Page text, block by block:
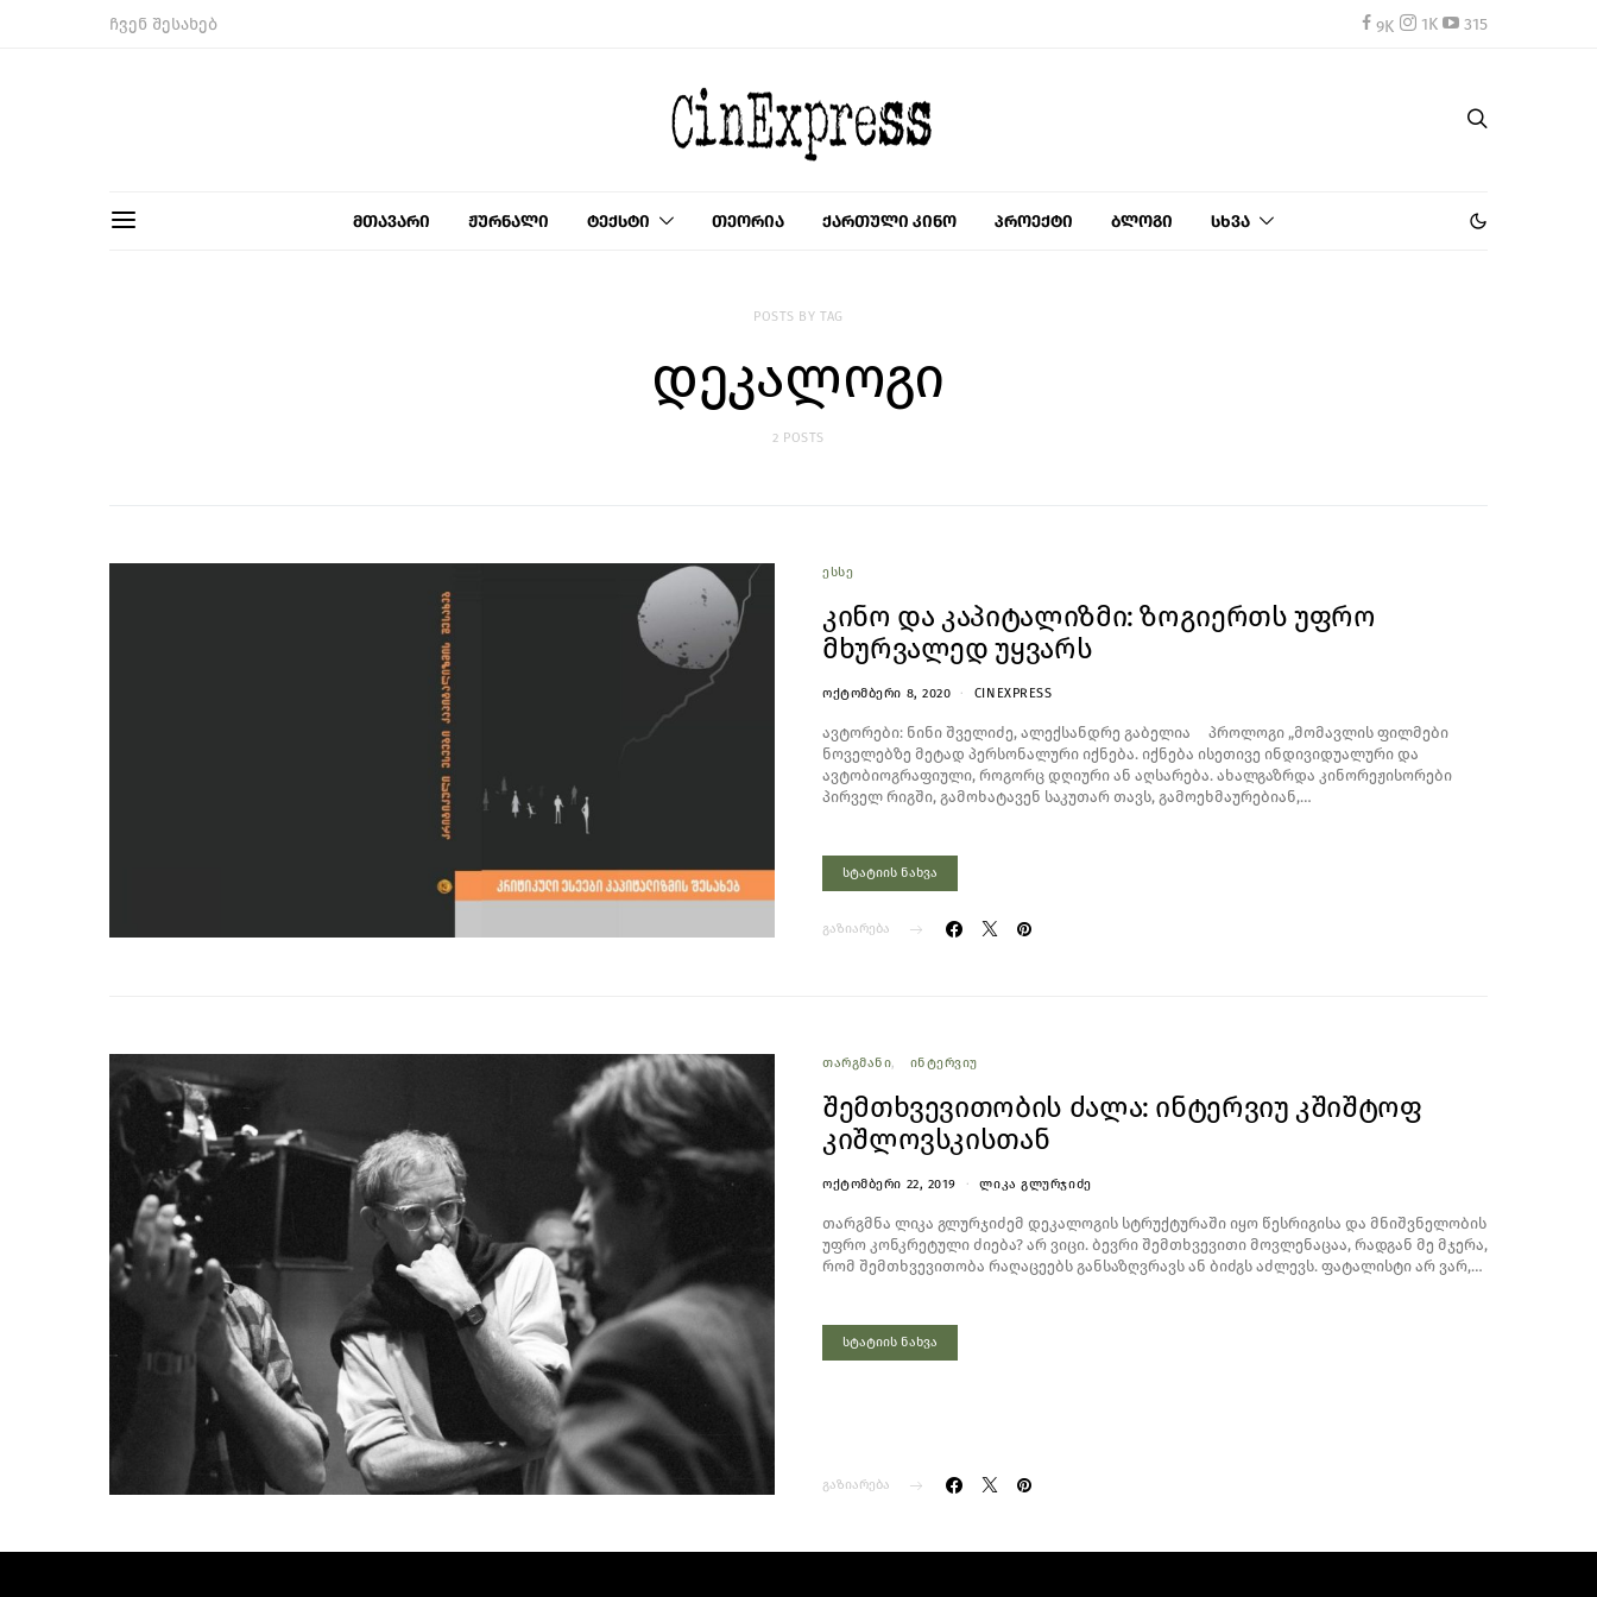
ჩვენ შესახებ 1K 315
მთავარი ჟურნალი ტექსტი თეორია ქართული კინო პროექტი ბლოგი სხვა
POSTS BY TAG
დეკალოგი
2 POSTS
ᲔᲡᲡᲔ
კინო და კაპიტალიზმი: ზოგიერთს უფრო
მხურვალედ უყვარს
ᲝᲥᲢᲝᲛᲑᲔᲠᲘ 8, 2020 CINEXPRESS
ავტორები: ნინი შველიძე, ალექსანდრე გაბელია პროლოგი „მომავლის ფილმები
ნოველებზე მეტად პერსონალური იქნება. იქნება ისეთივე ინდივიდუალური და
ავტობიოგრაფიული, როგორც დღიური ან აღსარება. ახალგაზრდა კინორეჟისორები
პირველ რიგში, გამოხატავენ საკუთარ თავს, გამოეხმაურებიან,…
სტატიის ნახვა
გაზიარება
ᲗᲐᲠᲒᲛᲐᲜᲘ ᲘᲜᲢᲔᲠᲕᲘᲣ
შემთხვევითობის ძალა: ინტერვიუ კშიშტოფ
კიშლოვსკისთან
ᲝᲥᲢᲝᲛᲑᲔᲠᲘ 22, 2019 ᲚᲘᲙᲐ ᲒᲚᲣᲠᲯᲘᲫᲔ
თარგმნა ლიკა გლურჯიძემ დეკალოგის სტრუქტურაში იყო წესრიგისა და მნიშვნელობის
უფრო კონკრეტული ძიება? არ ვიცი. ბევრი შემთხვევითი მოვლენაცაა, რადგან მე მჯერა,
რომ შემთხვევითობა რაღაცეებს განსაზღვრავს ან ბიძგს აძლევს. ფატალისტი არ ვარ,…
სტატიის ნახვა
გაზიარება